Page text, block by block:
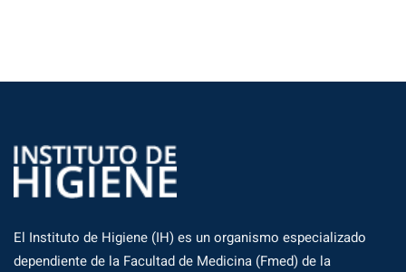
El Instituto de Higiene (IH) es un organismo especializado
dependiente de la Facultad de Medicina (Fmed) de la